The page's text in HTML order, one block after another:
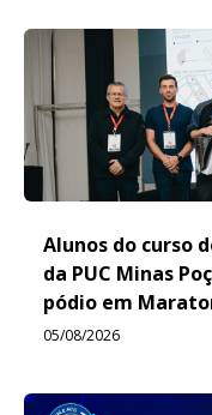
Alunos do curso
da PUC Minas
pódio em
05/08/2026